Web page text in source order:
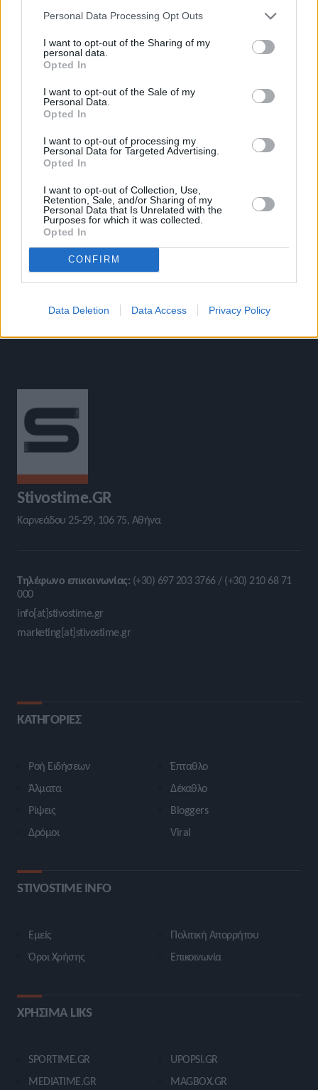
Personal Data Processing Opt Outs
I want to opt-out of the Sharing of my
personal data.
Opted In
I want to opt-out of the Sale of my
Personal Data.
Opted In
I want to opt-out of processing my
Personal Data for Targeted Advertising.
Opted In
I want to opt-out of Collection, Use,
Retention, Sale, and/or Sharing of my
Personal Data that Is Unrelated with the
Purposes for which it was collected.
Opted In
CONFIRM
Data Deletion Data Access Privacy Policy
Το άρθρο δεν έχει ακόμα βαθμολογηθεί.
Βαθμολογήστε αυτό το άρθρο:
★★★
Με συναυλία της Τάμτα το 1ο
Φεστιβάλ Στίβου «Μεσόγεια
2022» στα Σπάτα
Αντριάνα Σούλεκ και Λίντον
Βίκτορ νικητές της φετινής
Stivostime.GR
Καρνεάδου 25-29, 106 75, Αθήνα
Τηλέφωνο επικοινωνίας: (+30) 697 203 3766 / (+30) 210 68 71
000
info[at]stivostime.gr
marketing[at]stivostime.gr
ΚΑΤΗΓΟΡΙΕΣ
Ροή Ειδήσεων
Άλματα
Ρίψεις
Δρόμοι
Έπταθλο
Δέκαθλο
Bloggers
Viral
STIVOSTIME INFO
Εμείς
Όροι Χρήσης
Πολιτική Απορρήτου
Επικοινωνία
ΧΡΗΣΙΜΑ LIKS
SPORTIME.GR
MEDIATIME.GR
UPOPSI.GR
MAGBOX.GR